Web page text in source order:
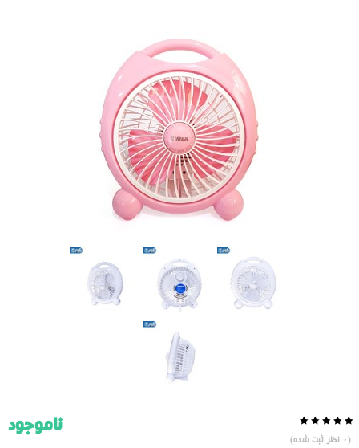
از
50
(
0 نظر ثبت شده)
ناموجود